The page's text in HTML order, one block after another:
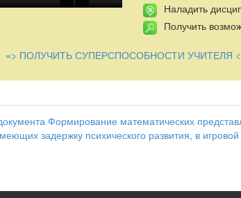
Наладить
Получить
=> ПОЛУЧИТЬ СУПЕРСПОСОБНОСТИ УЧИТЕЛЯ
Формирование математических
задержку психического развития, в